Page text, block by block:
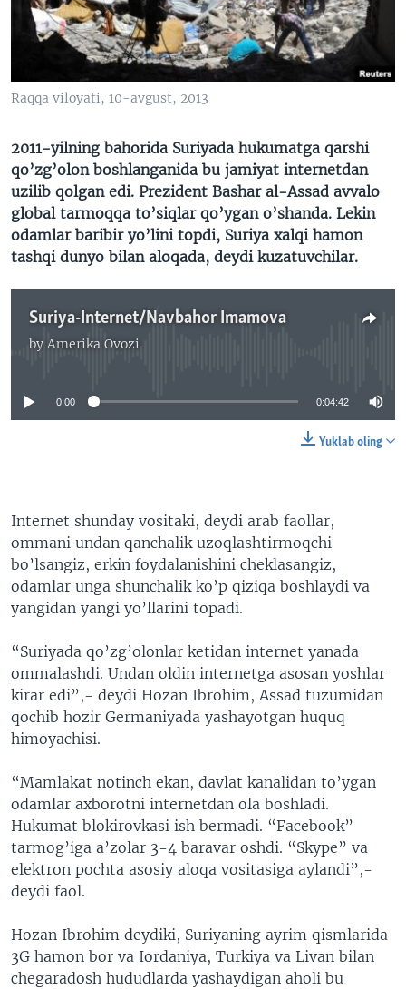
VIDEO
XABARLAR SURATLARDA
ODNOKLASSNIKI
TELEGRAM
TWITTER
Raqqa viloyati, 10-avgust, 2013
2011-yilning bahorida Suriyada hukumatga qarshi
qo’zg’olon boshlanganida bu jamiyat internetdan
uzilib qolgan edi. Prezident Bashar al-Assad avvalo
global tarmoqqa to’siqlar qo’ygan o’shanda. Lekin
odamlar baribir yo’lini topdi, Suriya xalqi hamon
tashqi dunyo bilan aloqada, deydi kuzatuvchilar.
Suriya-Internet/Navbahor Imamova
by Amerika Ovozi
No media source currently available
0:00 0:04:42
Yuklab oling
Internet shunday vositaki, deydi arab faollar,
ommani undan qanchalik uzoqlashtirmoqchi
bo’lsangiz, erkin foydalanishini cheklasangiz,
odamlar unga shunchalik ko’p qiziqa boshlaydi va
yangidan yangi yo’llarini topadi.
“Suriyada qo’zg’olonlar ketidan internet yanada
ommalashdi. Undan oldin internetga asosan yoshlar
kirar edi”,- deydi Hozan Ibrohim, Assad tuzumidan
qochib hozir Germaniyada yashayotgan huquq
himoyachisi.
“Mamlakat notinch ekan, davlat kanalidan to’ygan
odamlar axborotni internetdan ola boshladi.
Hukumat blokirovkasi ish bermadi. “Facebook”
tarmog’iga a’zolar 3-4 baravar oshdi. “Skype” va
elektron pochta asosiy aloqa vositasiga aylandi”,-
deydi faol.
Hozan Ibrohim deydiki, Suriyaning ayrim qismlarida
3G hamon bor va Iordaniya, Turkiya va Livan bilan
chegaradosh hududlarda yashaydigan aholi bu